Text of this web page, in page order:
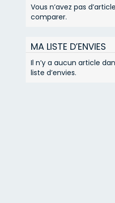
Vous n’avez pas
comparer.
MA LISTE D’ENVIES
Il n’y a aucun article
liste d’envies.